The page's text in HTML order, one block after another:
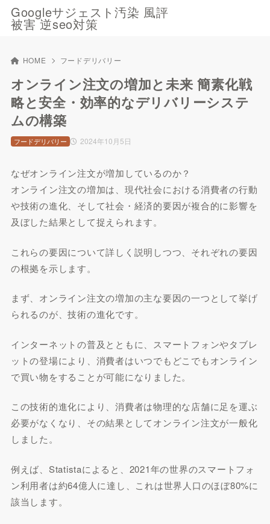
Googleサジェスト汚染 風評
被害 逆seo対策
HOME フードデリバリー
オンライン注文の増加と未来 簡素化戦
略と安全・効率的なデリバリーシステ
ムの構築
2024年10月5日
フードデリバリー
なぜオンライン注文が増加しているのか？
オンライン注文の増加は、現代社会における消費者の行動
や技術の進化、そして社会・経済的要因が複合的に影響を
及ぼした結果として捉えられます。
これらの要因について詳しく説明しつつ、それぞれの要因
の根拠を示します。
まず、オンライン注文の増加の主な要因の一つとして挙げ
られるのが、技術の進化です。
インターネットの普及とともに、スマートフォンやタブレ
ットの登場により、消費者はいつでもどこでもオンライン
で買い物をすることが可能になりました。
この技術的進化により、消費者は物理的な店舗に足を運ぶ
必要がなくなり、その結果としてオンライン注文が一般化
しました。
例えば、Statistaによると、2021年の世界のスマートフォ
ン利用者は約64億人に達し、これは世界人口のほぼ80%に
該当します。